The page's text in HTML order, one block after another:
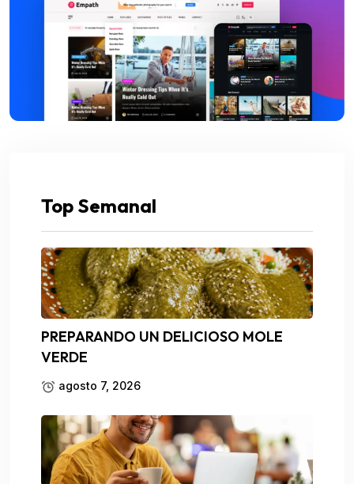
Top Semanal
PREPARANDO UN DELICIOSO MOLE
VERDE
agosto 7, 2026